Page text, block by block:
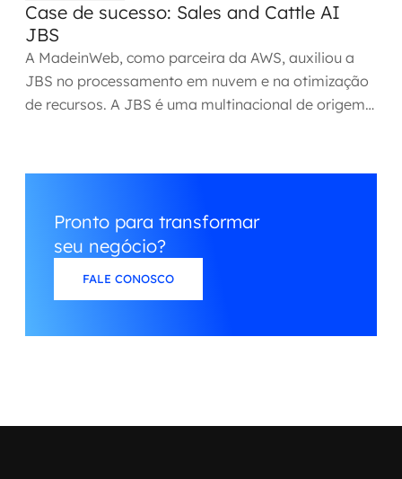
DevSecOps
MSS
Consultoria de segurança
Case de sucesso: Sales and Cattle AI
JBS
A MadeinWeb, como parceira da AWS, auxiliou a
JBS no processamento em nuvem e na otimização
de recursos. A JBS é uma multinacional de origem
Pronto para transformar
seu negócio?
FALE CONOSCO